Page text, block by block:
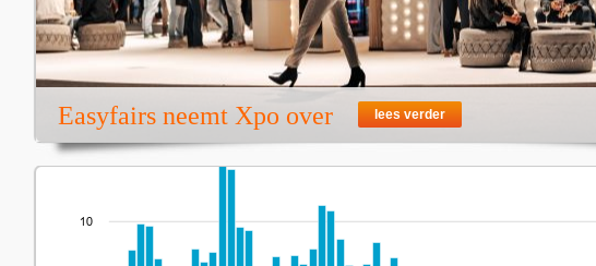
Easyfairs neemt Xpo over lees verder